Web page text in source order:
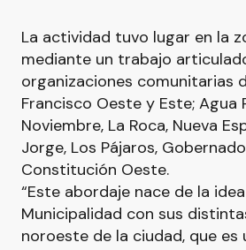
La actividad tuvo lugar en la
mediante un trabajo
organizaciones comunitarias
Francisco Oeste y Este; Agua
Noviembre, La Roca, Nueva
Jorge, Los Pájaros,
Constitución Oeste.
“Este abordaje nace de la
Municipalidad con sus
noroeste de la ciudad, que es